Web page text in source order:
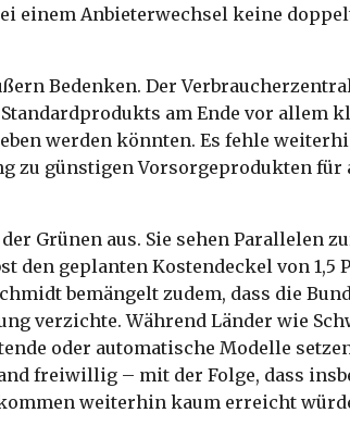
einem Anbieterwechsel keine
Bedenken. Der
am Ende vor allem
werden könnten. Es fehle
zu günstigen Vorsorgeprodukten für
Grünen aus. Sie sehen Parallelen
den geplanten Kostendeckel von 1,5
bemängelt zudem, dass die
verzichte. Während Länder wie
oder automatische Modelle
freiwillig – mit der Folge, dass
weiterhin kaum erreicht